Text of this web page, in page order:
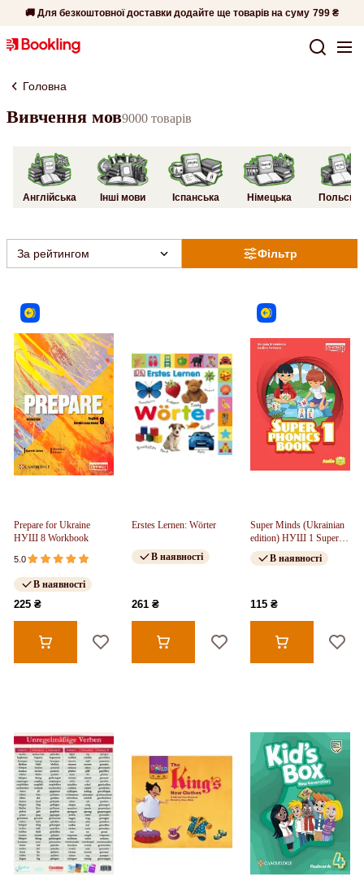
🚚 Для безкоштовної доставки додайте ще товарів на суму 799 ₴
Головна
Вивчення мов9000 товарів
Англійська Інші мови Іспанська Німецька
Фільтр
За рейтингом
Prepare for Ukraine
НУШ 8 Workbook
5.0
В наявності
225 ₴
Erstes Lernen: Wörter
В наявності
261 ₴
Super Minds (Ukrainian
edition) НУШ 1 Super
Phonics Book (М'яка
обкладинка)
В наявності
115 ₴